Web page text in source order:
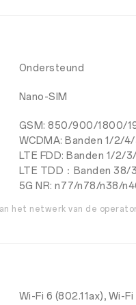
Ondersteund
Nano-SIM
GSM: 850/900/1800/
WCDMA: Banden 1/2/
LTE FDD: Banden 1/
LTE TDD：Banden 38/
5G NR: n77/n78/n38/
het netwerk van de
Wi-Fi 6 (802.11ax), Wi-